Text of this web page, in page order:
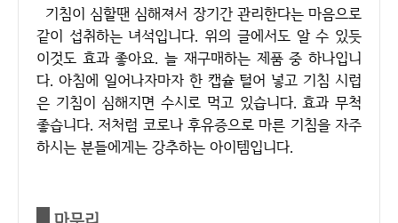
기침이 심할땐 심해져서 장기간 관리한다는 마음으로
같이 섭취하는 녀석입니다. 위의 글에서도 알 수 있듯
이것도 효과 좋아요. 늘 재구매하는 제품 중 하나입니
다. 아침에 일어나자마자 한 캡슐 털어 넣고 기침 시럽
은 기침이 심해지면 수시로 먹고 있습니다. 효과 무척
좋습니다. 저처럼 코로나 후유증으로 마른 기침을 자주
하시는 분들에게는 강추하는 아이템입니다.